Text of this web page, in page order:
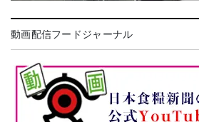
動画配信フードジャーナル